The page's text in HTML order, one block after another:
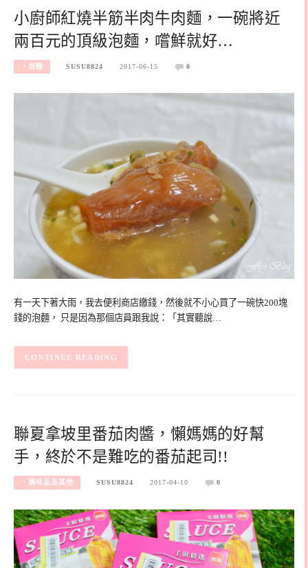
小廚師紅燒半筋半肉牛肉麵，一碗將近
兩百元的頂級泡麵，嚐鮮就好…
‧泡麵 SUSU8824 2017-06-15 0
有一天下著大雨，我去便利商店繳錢，然後就不小心買了一碗快200塊
錢的泡麵， 只是因為那個店員跟我說：「其實聽說…
CONTINUE READING
聯夏拿坡里番茄肉醬，懶媽媽的好幫
手，終於不是難吃的番茄起司!!
‧調味品及其他 SUSU8824 2017-04-10 0